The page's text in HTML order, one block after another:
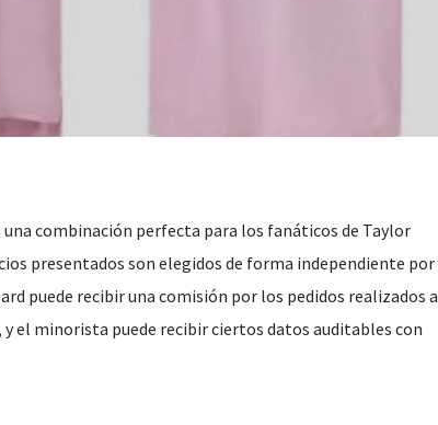
una combinación perfecta para los fanáticos de Taylor
presentados son elegidos de forma independiente por
puede recibir una comisión por los pedidos realizados a
y el minorista puede recibir ciertos datos auditables con